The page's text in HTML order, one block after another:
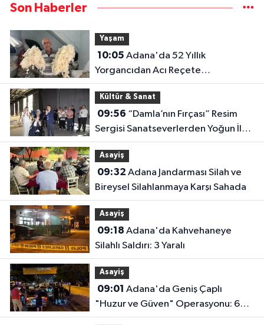
Son Haberler
Yaşam
10:05
Yorgancıdan Acı Reçete
"Mesleğimiz Yok Olma Noktasına
Geldi"
Kültür & Sanat
09:56
Sergisi Sanatseverlerden Yoğun İlgi
Gördü
Asayiş
09:32
Bireysel Silahlanmaya Karşı Sahada
Asayiş
09:18
Silahlı Saldırı: 3 Yaralı
Asayiş
09:01
"Huzur ve Güven" Operasyonu: 62
Şüpheli Yakalandı, Milyonlarca Lira